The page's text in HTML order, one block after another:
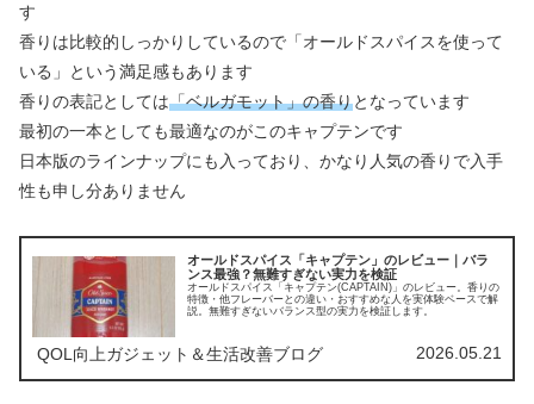
す
香りは比較的しっかりしているので「オールドスパイスを使って
いる」という満足感もあります
香りの表記としては「ベルガモット」の香りとなっています
最初の一本としても最適なのがこのキャプテンです
日本版のラインナップにも入っており、かなり人気の香りで入手
性も申し分ありません
オールドスパイス「キャプテン」のレビュー｜バラ
ンス最強？無難すぎない実力を検証
オールドスパイス「キャプテン(CAPTAIN)」のレビュー。香りの
特徴・他フレーバーとの違い・おすすめな人を実体験ベースで解
説。無難すぎないバランス型の実力を検証します。
QOL向上ガジェット＆生活改善ブログ 2026.05.21